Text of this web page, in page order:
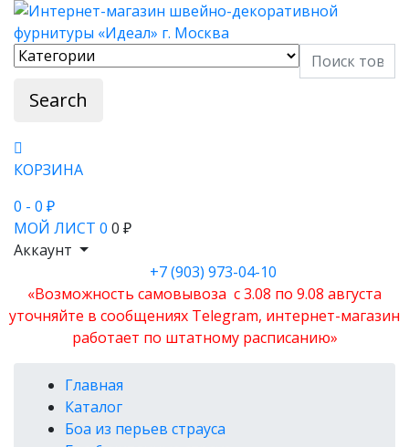
Search
КОРЗИНА
0 - 0 ₽
МОЙ ЛИСТ 0 0 ₽
Аккаунт
+7 (903) 973-04-10
«Возможность самовывоза с 3.08 по 9.08 августа
уточняйте в сообщениях Telegram, интернет-магазин
работает по штатному расписанию»
Главная
Каталог
Боа из перьев страуса